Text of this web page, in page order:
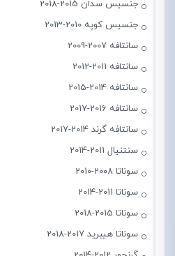
جنسیس سدان 2015-2018
جنسیس کوپه 2010-2013
سانتافه 2007-2009
سانتافه 2011-2012
سانتافه 2014-2015
سانتافه 2016-2017
سانتافه گرند 2014-2017
سنتنیال 2011-2014
سوناتا 2008-2010
سوناتا 2011-2014
سوناتا 2015-2018
سوناتا هیبرید 2017-2018